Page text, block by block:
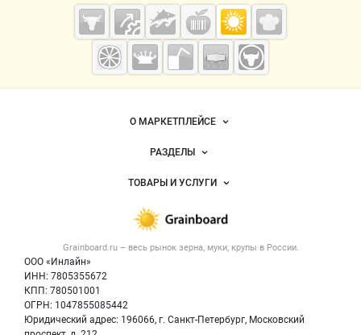
Cсылки на полезные проекты
Grainboard.ru
— зерно и
мука
Важные разделы и контакты
Grainboard.ru – весь рынок зерна, муки, крупы в России.
ООО «Инлайн»
ИНН: 7805355672
КПП: 780501001
ОГРН: 1047855085442
Юридический адрес: 196066, г. Санкт-Петербург, Московский
Навигация по сайтуО МАРКЕТПЛЕЙСЕ
Новости Grainboard.ru
Размещение рекламы
Публичная оферта
Контактная информация
Политика обработки персональных данных
РАЗДЕЛЫ
Объявления
Новости рынка
ТОВАРЫ И УСЛУГИ
Крупы
Мука